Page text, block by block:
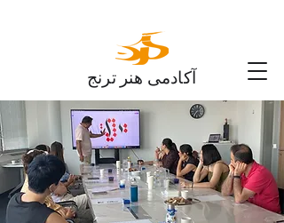
آکادمی هنر ترنج